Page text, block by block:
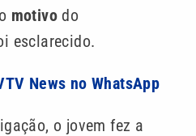
motivo do
esclarecido.
News no WhatsApp
o jovem fez a